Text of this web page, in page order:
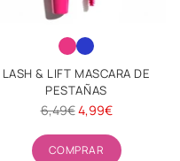
LASH & LIFT MASCARA DE
PESTAÑAS
Precio
6,49€4,99€
COMPRAR
Cantidad